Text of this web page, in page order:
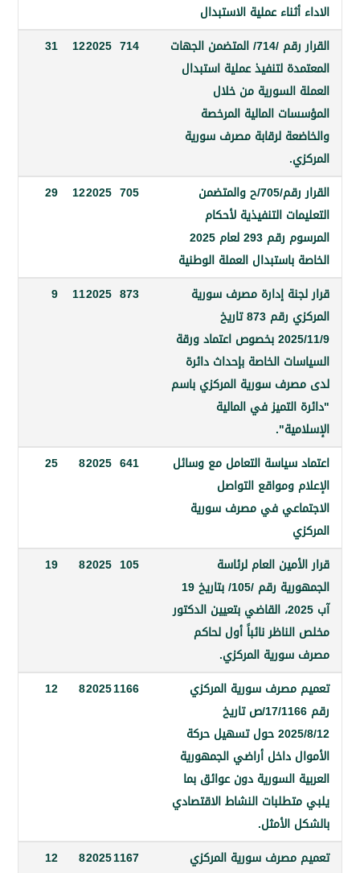
عملية الاستبدال
القرار رقم /714/ المتضمن الجهات
لتنفيذ عملية استبدال
السورية من خلال
المالية المرخصة
لرقابة مصرف سورية
714
2025
12
31
القرار رقم/705/ح والمتضمن
التنفيذية لأحكام
المرسوم رقم 293 لعام 2025
العملة الوطنية
705
12
29
إدارة مصرف سورية
المركزي رقم 873 تاريخ
2025/11/9 بخصوص اعتماد ورقة
الخاصة بإحداث دائرة
سورية المركزي باسم
في المالية
873
11
9
سياسة التعامل مع وسائل
ومواقع التواصل
في مصرف سورية
641
2025
25
العام لرئاسة
الجمهورية رقم /105/ بتاريخ 19
آب 2025، القاضي بتعيين الدكتور
نائباً أول لحاكم
المركزي.
19
سورية المركزي
رقم 17/1166/ص تاريخ
2025/8/12 حول تسهيل حركة
داخل أراضي الجمهورية
السورية دون عوائق بما
النشاط الاقتصادي
الأمثل.
1166
12
سورية المركزي
1167
12